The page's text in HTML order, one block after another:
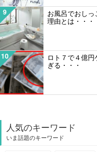
9
お風呂でおし
理由とは・・・
10
ロト７で４億
ぎる・・・
人気のキーワード
いま話題のキーワード